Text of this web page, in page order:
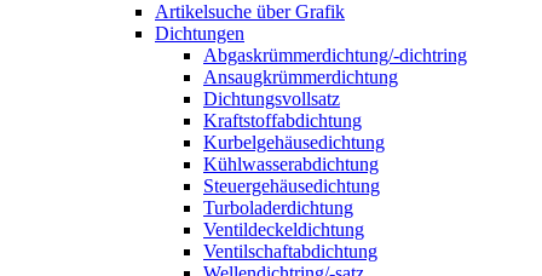
Artikelsuche über Grafik
Dichtungen
Abgaskrümmerdichtung/-dichtring
Ansaugkrümmerdichtung
Dichtungsvollsatz
Kraftstoffabdichtung
Kurbelgehäusedichtung
Kühlwasserabdichtung
Steuergehäusedichtung
Turboladerdichtung
Ventildeckeldichtung
Ventilschaftabdichtung